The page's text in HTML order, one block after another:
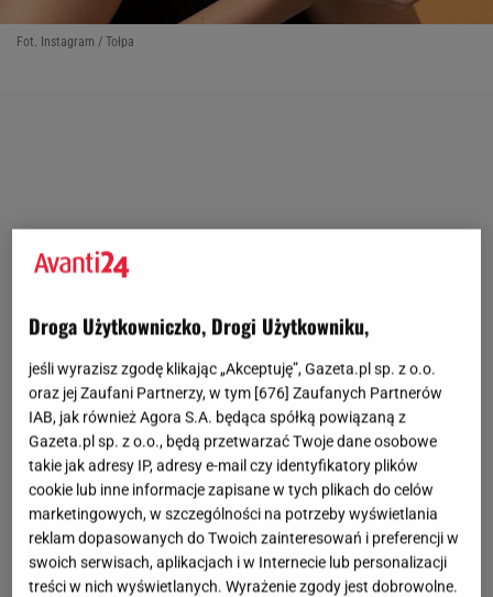
Fot. Instagram / Tołpa
Droga Użytkowniczko, Drogi Użytkowniku,
jeśli wyrazisz zgodę klikając „Akceptuję”, Gazeta.pl sp. z o.o.
oraz jej Zaufani Partnerzy, w tym [676] Zaufanych Partnerów
IAB, jak również Agora S.A. będąca spółką powiązaną z
Gazeta.pl sp. z o.o., będą przetwarzać Twoje dane osobowe
takie jak adresy IP, adresy e-mail czy identyfikatory plików
cookie lub inne informacje zapisane w tych plikach do celów
marketingowych, w szczególności na potrzeby wyświetlania
reklam dopasowanych do Twoich zainteresowań i preferencji w
swoich serwisach, aplikacjach i w Internecie lub personalizacji
treści w nich wyświetlanych. Wyrażenie zgody jest dobrowolne.